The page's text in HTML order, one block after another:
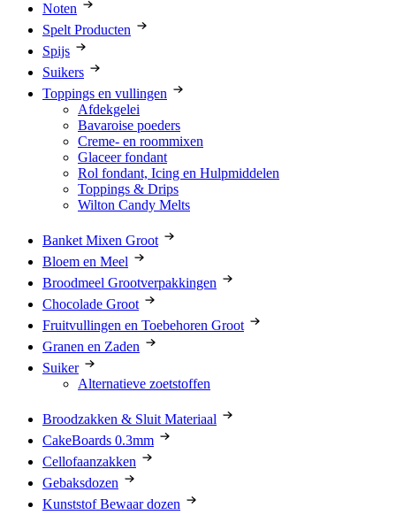
Noten
Spelt Producten
Spijs
Suikers
Toppings en vullingen
Afdekgelei
Bavaroise poeders
Creme- en roommixen
Glaceer fondant
Rol fondant, Icing en Hulpmiddelen
Toppings & Drips
Wilton Candy Melts
Banket Mixen Groot
Bloem en Meel
Broodmeel Grootverpakkingen
Chocolade Groot
Fruitvullingen en Toebehoren Groot
Granen en Zaden
Suiker
Alternatieve zoetstoffen
Broodzakken & Sluit Materiaal
CakeBoards 0.3mm
Cellofaanzakken
Gebaksdozen
Kunststof Bewaar dozen